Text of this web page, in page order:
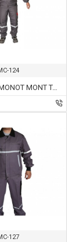
124
BONDİT KOZMONOT MONT TAKIM
127